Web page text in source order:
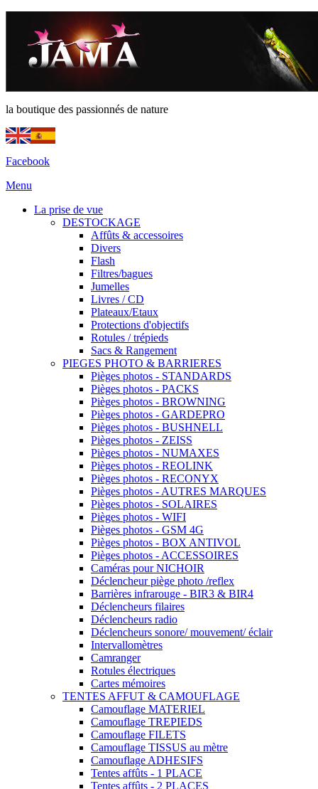
la boutique des passionnés de nature
Facebook
Menu
La prise de vue
DESTOCKAGE
Affûts & accessoires
Divers
Flash
Filtres/bagues
Jumelles
Livres / CD
Plateaux/Etaux
Protections d'objectifs
Rotules / trépieds
Sacs & Rangement
PIEGES PHOTO & BARRIERES
Pièges photos - STANDARDS
Pièges photos - PACKS
Pièges photos - BROWNING
Pièges photos - GARDEPRO
Pièges photos - BUSHNELL
Pièges photos - ZEISS
Pièges photos - NUMAXES
Pièges photos - REOLINK
Pièges photos - RECONYX
Pièges photos - AUTRES MARQUES
Pièges photos - SOLAIRES
Pièges photos - WIFI
Pièges photos - GSM 4G
Pièges photos - BOX ANTIVOL
Pièges photos - ACCESSOIRES
Caméras pour NICHOIR
Déclencheur piège photo /reflex
Barrières infrarouge - BIR3 & BIR4
Déclencheurs filaires
Déclencheurs radio
Déclencheurs sonore/ mouvement/ éclair
Intervallomètres
Camranger
Rotules électriques
Cartes mémoires
TENTES AFFUT & CAMOUFLAGE
Camouflage MATERIEL
Camouflage TREPIEDS
Camouflage FILETS
Camouflage TISSUS au mètre
Camouflage ADHESIFS
Tentes affûts - 1 PLACE
Tentes affûts - 2 PLACES